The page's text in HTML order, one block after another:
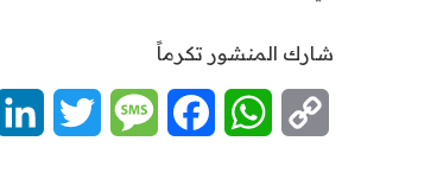
شارك المنشور تكرماً
Copy
WhatsApp
Facebook
Message
Twitter